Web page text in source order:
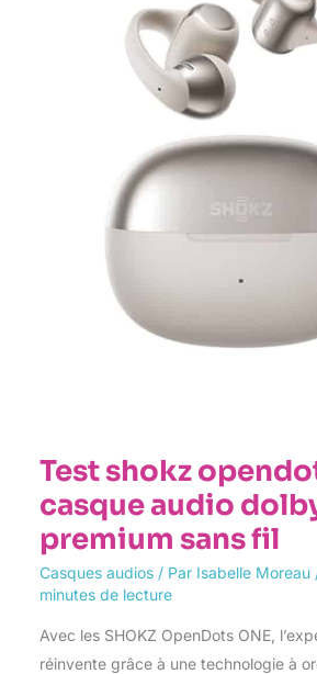
Test shokz
casque audio
premium sans fil
Casques audios/ Par Isabelle Moreau
minutes de lecture
Avec les SHOKZ OpenDots ONE,
réinvente grâce à une technologie à